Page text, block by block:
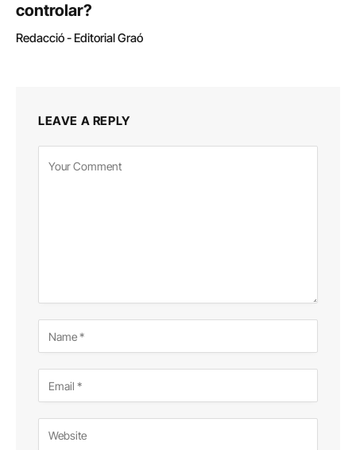
controlar?
Redacció - Editorial Graó
LEAVE A REPLY